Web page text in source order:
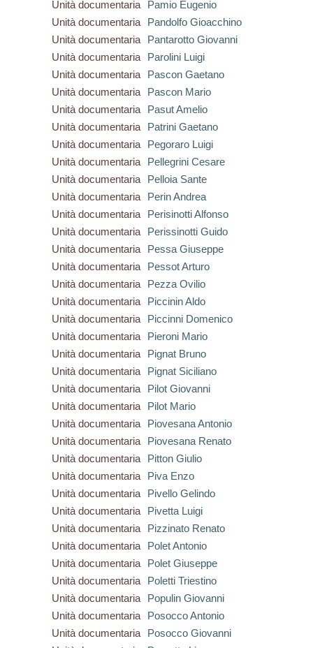
Unità documentaria
Pamio Eugenio
Unità documentaria
Pandolfo Gioacchino
Unità documentaria
Pantarotto Giovanni
Unità documentaria
Parolini Luigi
Unità documentaria
Pascon Gaetano
Unità documentaria
Pascon Mario
Unità documentaria
Pasut Amelio
Unità documentaria
Patrini Gaetano
Unità documentaria
Pegoraro Luigi
Unità documentaria
Pellegrini Cesare
Unità documentaria
Pelloia Sante
Unità documentaria
Perin Andrea
Unità documentaria
Perisinotti Alfonso
Unità documentaria
Perissinotti Guido
Unità documentaria
Pessa Giuseppe
Unità documentaria
Pessot Arturo
Unità documentaria
Pezza Ovilio
Unità documentaria
Piccinin Aldo
Unità documentaria
Piccinni Domenico
Unità documentaria
Pieroni Mario
Unità documentaria
Pignat Bruno
Unità documentaria
Pignat Siciliano
Unità documentaria
Pilot Giovanni
Unità documentaria
Pilot Mario
Unità documentaria
Piovesana Antonio
Unità documentaria
Piovesana Renato
Unità documentaria
Pitton Giulio
Unità documentaria
Piva Enzo
Unità documentaria
Pivello Gelindo
Unità documentaria
Pivetta Luigi
Unità documentaria
Pizzinato Renato
Unità documentaria
Polet Antonio
Unità documentaria
Polet Giuseppe
Unità documentaria
Poletti Triestino
Unità documentaria
Populin Giovanni
Unità documentaria
Posocco Antonio
Unità documentaria
Posocco Giovanni